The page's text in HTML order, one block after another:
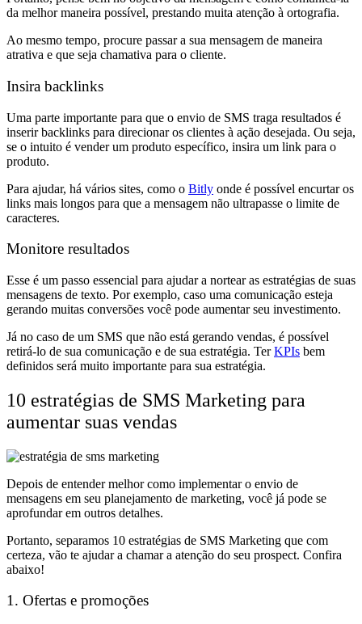
da melhor maneira possível, prestando muita atenção à ortografia.
Ao mesmo tempo, procure passar a sua mensagem de maneira
atrativa e que seja chamativa para o cliente.
Insira backlinks
Uma parte importante para que o envio de SMS traga resultados é
inserir backlinks para direcionar os clientes à ação desejada. Ou seja,
se o intuito é vender um produto específico, insira um link para o
produto.
Para ajudar, há vários sites, como o Bitly onde é possível encurtar os
links mais longos para que a mensagem não ultrapasse o limite de
caracteres.
Monitore resultados
Esse é um passo essencial para ajudar a nortear as estratégias de suas
mensagens de texto. Por exemplo, caso uma comunicação esteja
gerando muitas conversões você pode aumentar seu investimento.
Já no caso de um SMS que não está gerando vendas, é possível
retirá-lo de sua comunicação e de sua estratégia. TerKPIs bem
definidos será muito importante para sua estratégia.
10 estratégias de SMS Marketing para
aumentar suas vendas
Depois de entender melhor como implementar o envio de
mensagens em seu planejamento de marketing, você já pode se
aprofundar em outros detalhes.
Portanto, separamos 10 estratégias de SMS Marketing que com
certeza, vão te ajudar a chamar a atenção do seu prospect. Confira
abaixo!
1. Ofertas e promoções